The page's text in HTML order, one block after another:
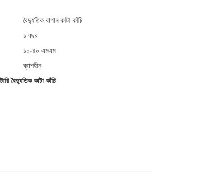
বৈদ্যুতিক বাগান কাটা কাঁচি
১ বছর
১০-৪০ এমএম
ব্রাশহীন
বৈদ্যুতিক কাটা কাঁচি